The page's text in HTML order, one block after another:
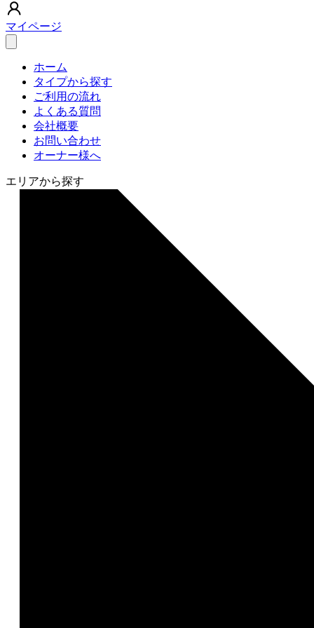
マイページ
ホーム
タイプから探す
ご利用の流れ
よくある質問
会社概要
お問い合わせ
オーナー様へ
エリアから探す